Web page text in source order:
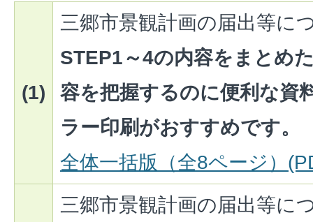
(1)
三郷市景観計画の届出等に
STEP1～4の内容をまとめ
容を把握するのに便利な資
ラー印刷がおすすめです。
全体一括版（全8ページ）
三郷市景観計画の届出等に